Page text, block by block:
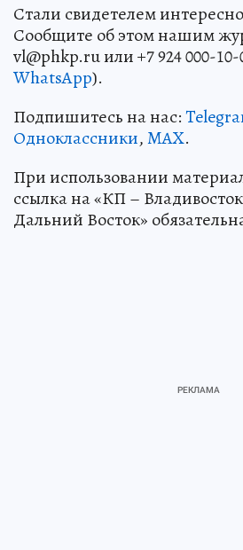
Стали свидетелем
Сообщите об этом нашим
vl@phkp.ru или +7 924 000-10-
WhatsApp).
Подпишитесь на нас:
Одноклассники,MAX.
При использовании
ссылка на «КП –
Дальний Восток»